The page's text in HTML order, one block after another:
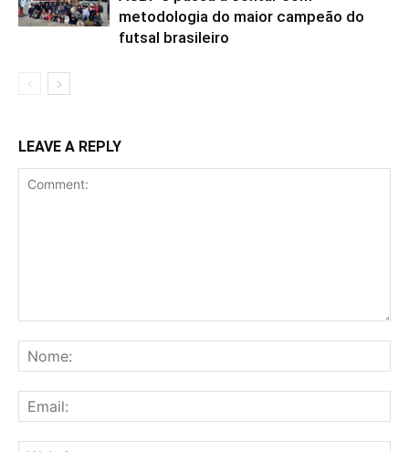
metodologia do maior campeão do
futsal brasileiro
LEAVE A REPLY